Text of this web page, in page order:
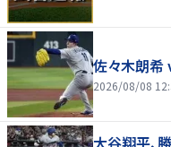
佐々木朗希
2026/08/08
大谷翔平、